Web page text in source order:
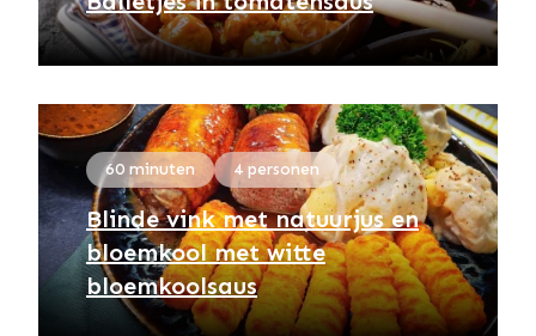
60 minuten 4 personen
Blinde vink met natuurjus en
bloemkool met witte
bloemkoolsaus